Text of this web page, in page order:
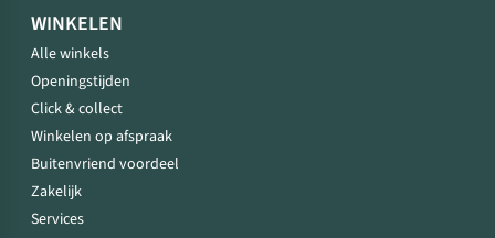
WINKELEN
Alle winkels
Openingstijden
Click & collect
Winkelen op afspraak
Buitenvriend voordeel
Zakelijk
Services